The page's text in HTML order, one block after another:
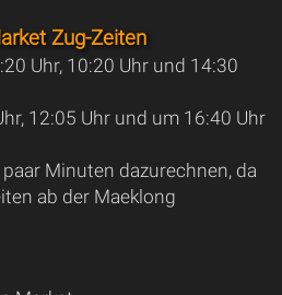
Zug-Zeiten
Uhr, 10:20 Uhr und 14:30
12:05 Uhr und um 16:40 Uhr
Minuten dazurechnen, da
ab der Maeklong